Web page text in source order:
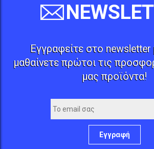
Εγγραφείτε στο newsletter
μαθαίνετε πρώτοι τις
μας προϊόντα!
Εγγραφή